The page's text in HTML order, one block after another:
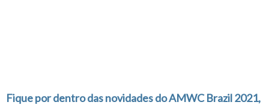
Fique por dentro das novidades do AMWC Brazil 2021,